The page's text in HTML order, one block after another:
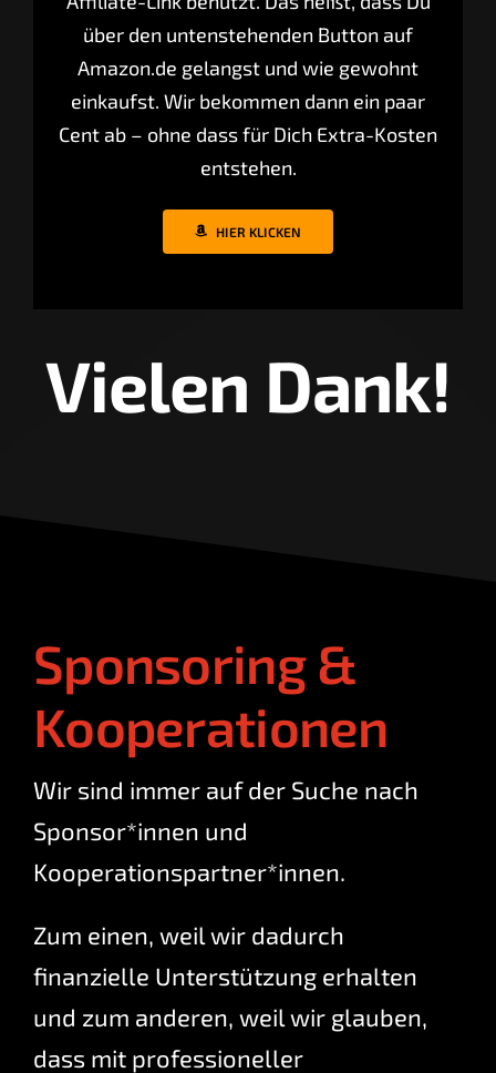
über den untenstehenden Button auf
Amazon.de gelangst und wie gewohnt
einkaufst. Wir bekommen dann ein paar
Cent ab – ohne dass für Dich Extra-Kosten
entstehen.
HIER KLICKEN
Vielen Dank!
Sponsoring &
Kooperationen
Wir sind immer auf der Suche nach
Sponsor*innen und
Kooperationspartner*innen.
Zum einen, weil wir dadurch
finanzielle Unterstützung erhalten
und zum anderen, weil wir glauben,
dass mit professioneller